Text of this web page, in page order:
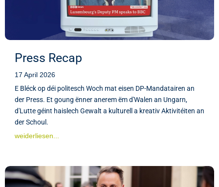
Press Recap
17 April 2026
E Bléck op déi politesch Woch mat eisen DP-Mandatairen an
der Press. Et goung ënner anerem ëm d'Walen an Ungarn,
d'Lutte géint haislech Gewalt a kulturell a kreativ Aktivitéiten an
der Schoul.
weiderliesen...